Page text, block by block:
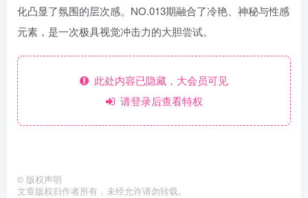
化凸显了氛围的层次感。NO.013期融合了冷艳、神秘与性感
元素，是一次极具视觉冲击力的大胆尝试。
此处内容已隐藏，大会员可见
请登录后查看特权
© 版权声明
文章版权归作者所有，未经允许请勿转载。